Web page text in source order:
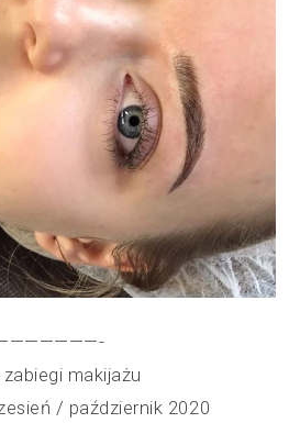
makijażu
/ październik 2020